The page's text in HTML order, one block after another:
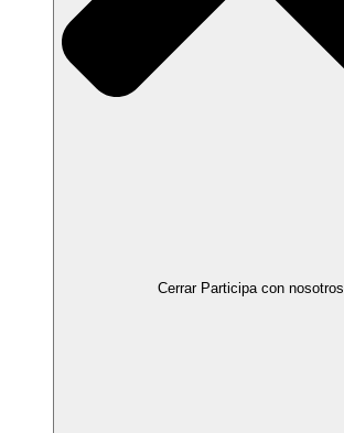
Cerrar Participa con nosotros